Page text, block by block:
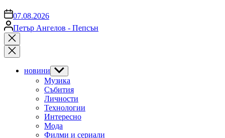
on07.08.2026
Posted
by
Петър Ангелов - Пепсън
Close
search
новини Show
sub
menu
Музика
Събития
Личности
Технологии
Интересно
Мода
Филми и сериали